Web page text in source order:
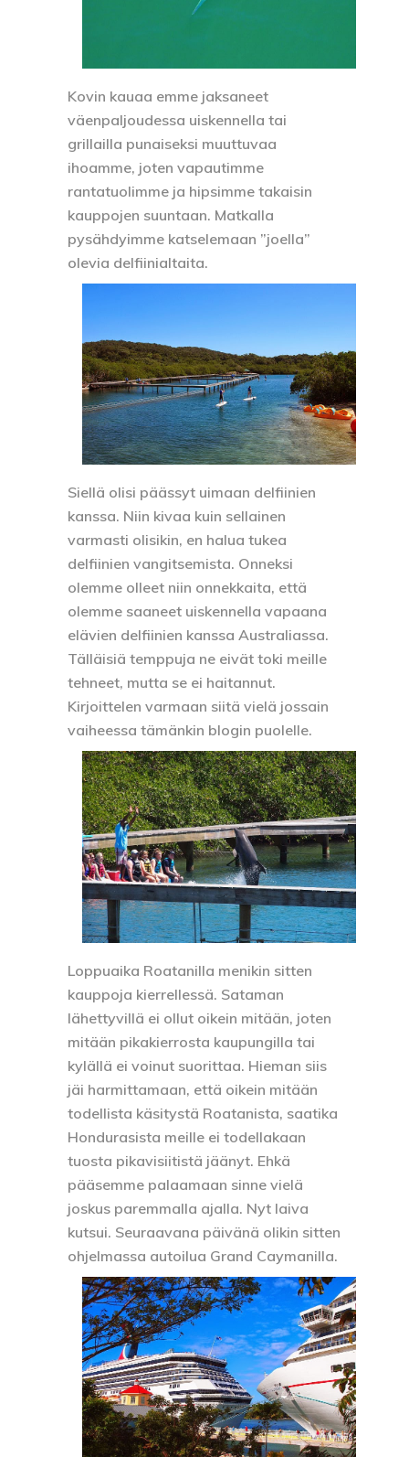
Kovin kauaa emme jaksaneet
väenpaljoudessa uiskennella tai
grillailla punaiseksi muuttuvaa
ihoamme, joten vapautimme
rantatuolimme ja hipsimme takaisin
kauppojen suuntaan. Matkalla
pysähdyimme katselemaan ”joella”
olevia delfiinialtaita.
Siellä olisi päässyt uimaan delfiinien
kanssa. Niin kivaa kuin sellainen
varmasti olisikin, en halua tukea
delfiinien vangitsemista. Onneksi
olemme olleet niin onnekkaita, että
olemme saaneet uiskennella vapaana
elävien delfiinien kanssa Australiassa.
Tälläisiä temppuja ne eivät toki meille
tehneet, mutta se ei haitannut.
Kirjoittelen varmaan siitä vielä jossain
vaiheessa tämänkin blogin puolelle.
Loppuaika Roatanilla menikin sitten
kauppoja kierrellessä. Sataman
lähettyvillä ei ollut oikein mitään, joten
mitään pikakierrosta kaupungilla tai
kylällä ei voinut suorittaa. Hieman siis
jäi harmittamaan, että oikein mitään
todellista käsitystä Roatanista, saatika
Hondurasista meille ei todellakaan
tuosta pikavisiitistä jäänyt. Ehkä
pääsemme palaamaan sinne vielä
joskus paremmalla ajalla. Nyt laiva
kutsui. Seuraavana päivänä olikin sitten
ohjelmassa autoilua Grand Caymanilla.